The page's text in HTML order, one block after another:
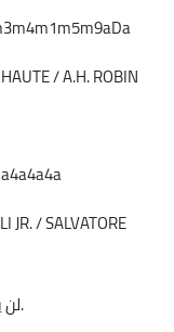
/ A.H. ROBIN
JR. / SALVATORE
لن يكون لديها الجزء السهل.